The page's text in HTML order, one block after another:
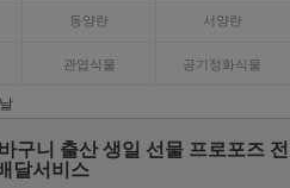
동양란 서양란
관엽식물 공기정화식물
구니 출산 생일 선물 프로포즈 전
달서비스